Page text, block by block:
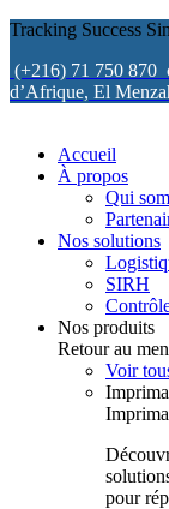
Tracking Success
(+216) 71 750 870
d’Afrique, El
Accueil
À propos
Qui
Nos solutions
SIRH
Nos produits
Retour au
Voir
pour